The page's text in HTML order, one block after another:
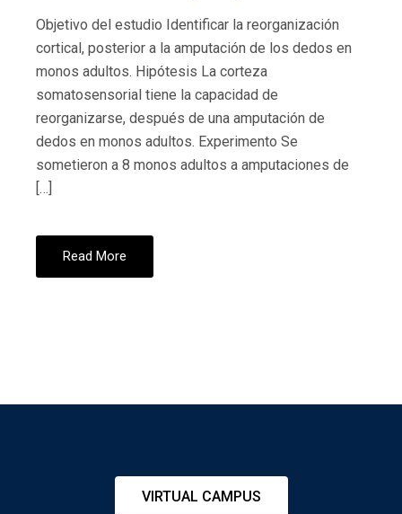
Objetivo del estudio Identificar la reorganización
cortical, posterior a la amputación de los dedos en
monos adultos. Hipótesis La corteza
somatosensorial tiene la capacidad de
reorganizarse, después de una amputación de
dedos en monos adultos. Experimento Se
sometieron a 8 monos adultos a amputaciones de
[…]
Read More
VIRTUAL CAMPUS